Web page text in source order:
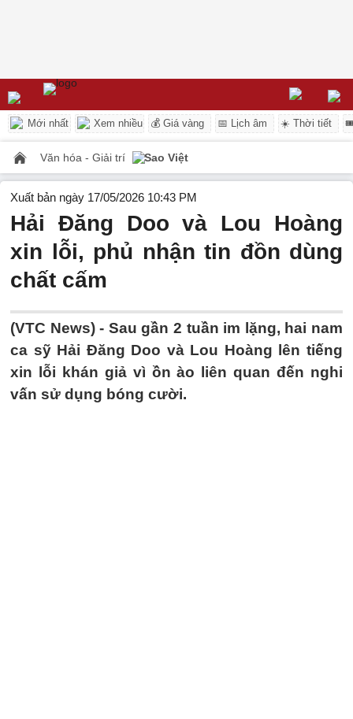
Mới nhất Xem nhiều 💰 Giá vàng 📅 Lịch âm ☀️ Thời tiết
Văn hóa - Giải trí Sao Việt
Xuất bản ngày 17/05/2026 10:43 PM
Hải Đăng Doo và Lou Hoàng
xin lỗi, phủ nhận tin đồn dùng
chất cấm
(VTC News) - Sau gần 2 tuần im lặng, hai nam
ca sỹ Hải Đăng Doo và Lou Hoàng lên tiếng
xin lỗi khán giả vì ồn ào liên quan đến nghi
vấn sử dụng bóng cười.